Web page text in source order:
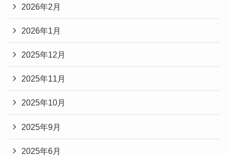
2026年2月
2026年1月
2025年12月
2025年11月
2025年10月
2025年9月
2025年6月